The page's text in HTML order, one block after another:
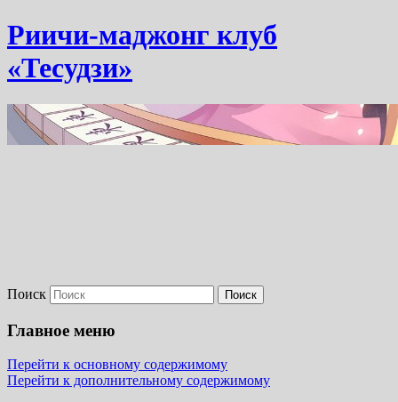
Риичи-маджонг клуб
«Тесудзи»
Поиск
Главное меню
Перейти к основному содержимому
Перейти к дополнительному содержимому